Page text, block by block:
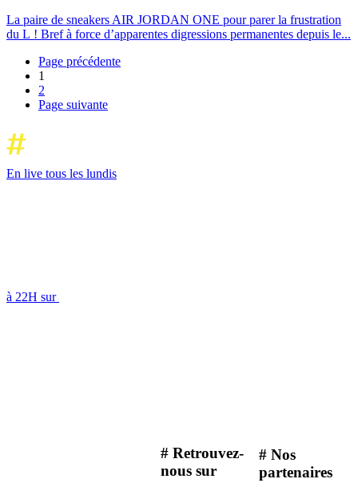
La paire de sneakers AIR JORDAN ONE pour parer la frustration
du L ! Bref à force d’apparentes digressions permanentes depuis le...
Page précédente
1
2
Page suivante
En live tous les lundis
à 22H sur
# Retrouvez-
nous sur
# Nos
partenaires